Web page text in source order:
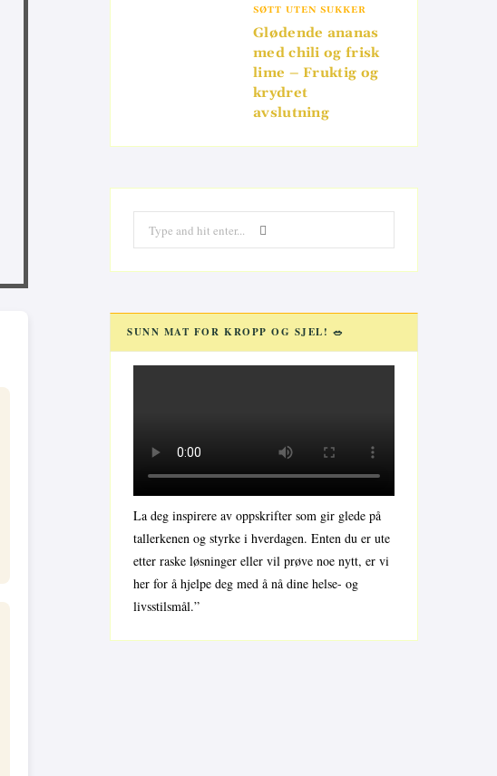
SØTT UTEN SUKKER
Glødende ananas
med chili og frisk
lime – Fruktig og
krydret
avslutning
for:
SUNN MAT FOR KROPP OG SJEL! 🥗
La deg inspirere av oppskrifter som gir glede på
tallerkenen og styrke i hverdagen. Enten du er ute
etter raske løsninger eller vil prøve noe nytt, er vi
her for å hjelpe deg med å nå dine helse- og
livsstilsmål.”